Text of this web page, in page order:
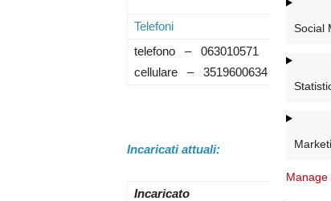
Social
Manage
Telefoni
telefono – 063010571
cellulare – 3519600634
Incaricati attuali:
Incaricato